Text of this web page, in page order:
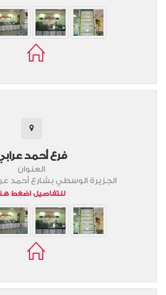
فرع أحمد
العنوان
الجزيرة الوسطي بشارع أحمد
للتفاصيل اضغط